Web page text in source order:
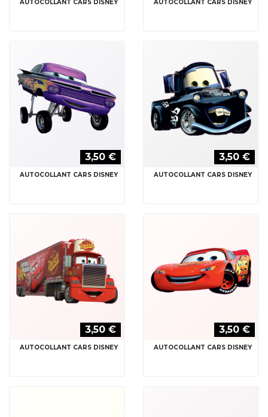
AUTOCOLLANT CARS DISNEY AUTOCOLLANT CARS DISNEY
3,50 €
AUTOCOLLANT CARS DISNEY
3,50 €
AUTOCOLLANT CARS DISNEY
3,50 €
AUTOCOLLANT CARS DISNEY
3,50 €
AUTOCOLLANT CARS DISNEY